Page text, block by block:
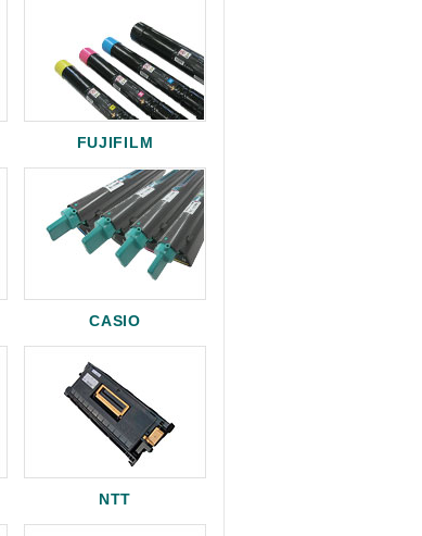
FUJIFILM
CASIO
NTT